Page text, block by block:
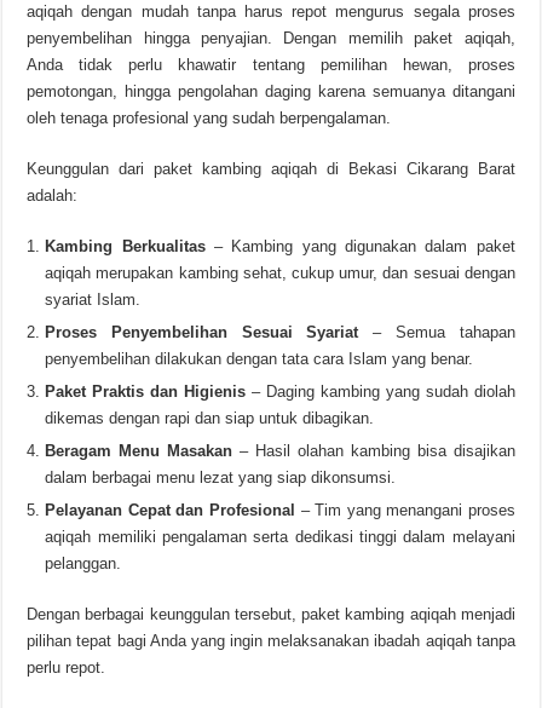
aqiqah dengan mudah tanpa harus repot mengurus segala proses
penyembelihan hingga penyajian. Dengan memilih paket aqiqah,
Anda tidak perlu khawatir tentang pemilihan hewan, proses
pemotongan, hingga pengolahan daging karena semuanya ditangani
oleh tenaga profesional yang sudah berpengalaman.
Keunggulan dari paket kambing aqiqah di Bekasi Cikarang Barat
adalah:
Kambing Berkualitas– Kambing yang digunakan dalam paket
aqiqah merupakan kambing sehat, cukup umur, dan sesuai dengan
syariat Islam.
Proses Penyembelihan Sesuai Syariat– Semua tahapan
penyembelihan dilakukan dengan tata cara Islam yang benar.
Paket Praktis dan Higienis – Daging kambing yang sudah diolah
dikemas dengan rapi dan siap untuk dibagikan.
Beragam Menu Masakan – Hasil olahan kambing bisa disajikan
dalam berbagai menu lezat yang siap dikonsumsi.
Pelayanan Cepat dan Profesional – Tim yang menangani proses
aqiqah memiliki pengalaman serta dedikasi tinggi dalam melayani
pelanggan.
Dengan berbagai keunggulan tersebut, paket kambing aqiqah menjadi
pilihan tepat bagi Anda yang ingin melaksanakan ibadah aqiqah tanpa
perlu repot.